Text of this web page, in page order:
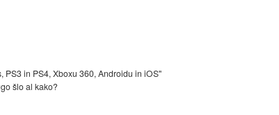
in PS4, Xboxu 360, Androidu in iOS"
šlo al kako?